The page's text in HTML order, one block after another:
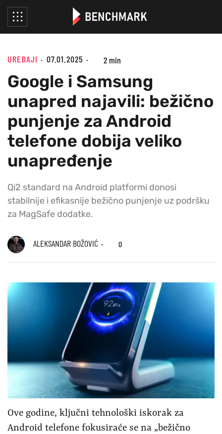
UREĐAJI 07.01.2025 2 min
Google i Samsung
unapred najavili: bežično
punjenje za Android
telefone dobija veliko
unapređenje
Qi2 standard na Android platformi donosi
stabilnije i efikasnije bežično punjenje uz podršku
za MagSafe dodatke.
ALEKSANDAR BOŽOVIĆ 0
Ove godine, ključni tehnološki iskorak za
Android telefone fokusiraće se na „bežično